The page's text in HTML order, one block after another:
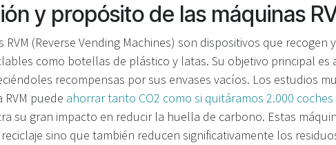
y propósito de las máquinas
RVM (Reverse Vending Machines) son dispositivos que recogen
como botellas de plástico y latas. Su objetivo principal es
recompensas por sus envases vacíos. Los estudios
puede ahorrar tanto CO2 como si quitáramos 2.000
su gran impacto en reducir la huella de carbono. Estas
sino que también reducen significativamente los